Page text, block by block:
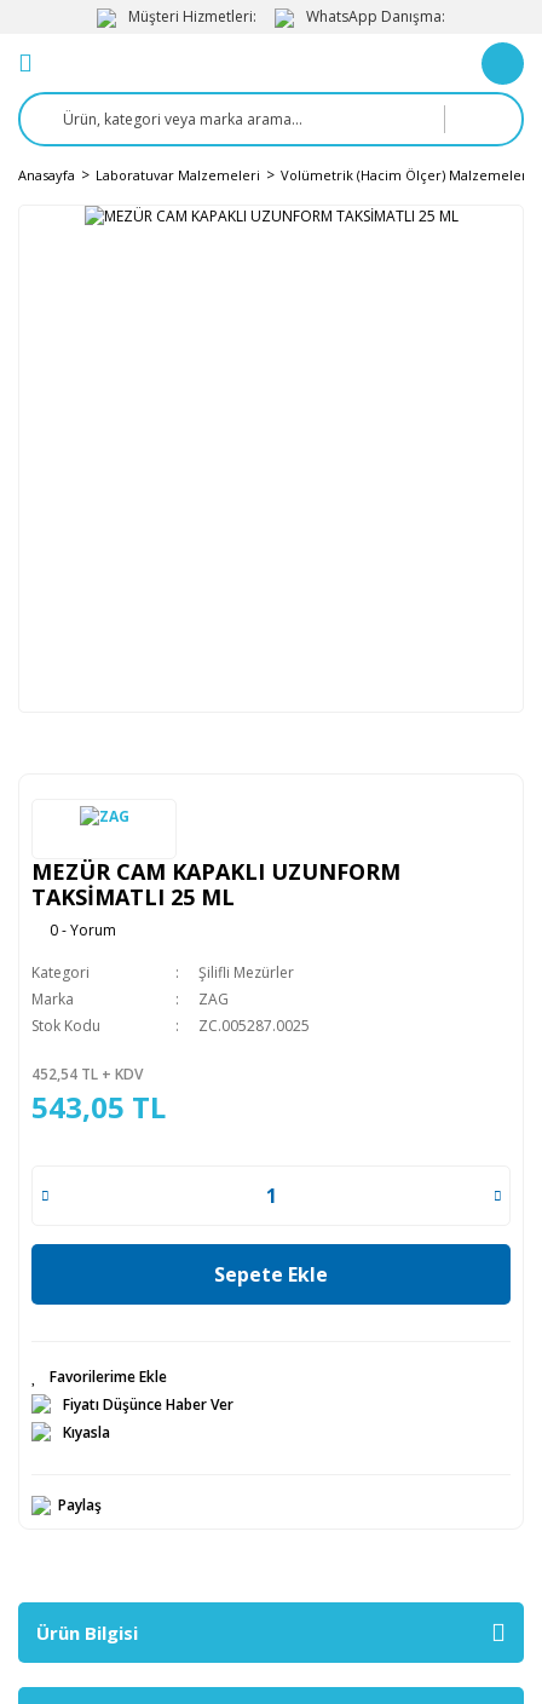
Müşteri Hizmetleri: WhatsApp Danışma:
Anasayfa Laboratuvar Malzemeleri Volümetrik (Hacim Ölçer) Malzemeler
MEZÜR CAM KAPAKLI UZUNFORM
TAKSİMATLI 25 ML
0 - Yorum
Kategori
Şilifli Mezürler
Marka
ZAG
Stok Kodu
ZC.005287.0025
452,54 TL + KDV
543,05 TL
Sepete Ekle
Fiyatı Düşünce Haber Ver
Kıyasla
Paylaş
Ürün Bilgisi